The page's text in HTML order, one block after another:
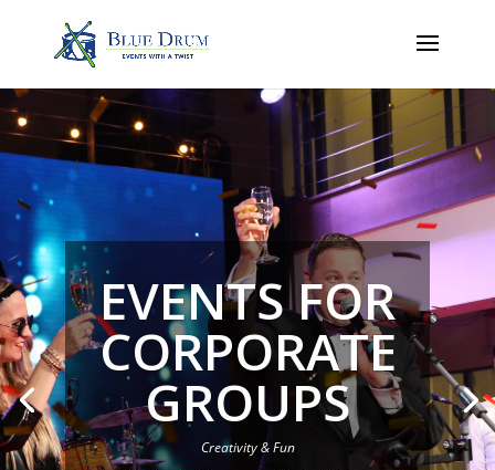
EVENTS FOR
CORPORATE
GROUPS
Creativity & Fun